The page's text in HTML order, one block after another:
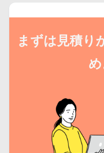
まずは見積り
め